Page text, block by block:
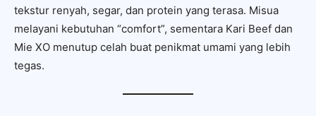
tekstur renyah, segar, dan protein yang terasa. Misua
melayani kebutuhan “comfort”, sementara Kari Beef dan
Mie XO menutup celah buat penikmat umami yang lebih
tegas.